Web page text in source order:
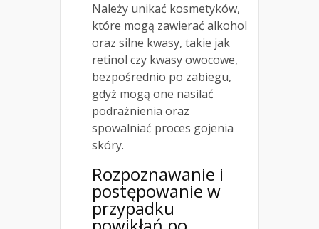
Należy unikać kosmetyków,
które mogą zawierać alkohol
oraz silne kwasy, takie jak
retinol czy kwasy owocowe,
bezpośrednio po zabiegu,
gdyż mogą one nasilać
podrażnienia oraz
spowalniać proces gojenia
skóry.
Rozpoznawanie i
postępowanie w
przypadku